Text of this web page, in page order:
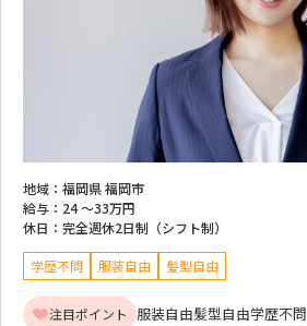
地域： 福岡県 福岡市
給与： 24 ～33万円
休日： 完全週休2日制（シフト制）
学歴不問 服装自由 髪型自由
注目ポイント 服装自由髪型自由学歴不問